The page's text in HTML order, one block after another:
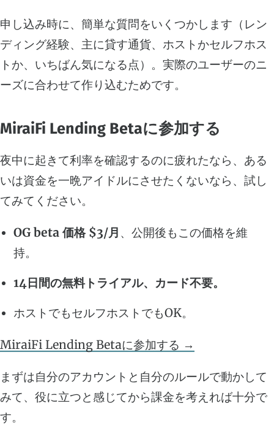
申し込み時に、簡単な質問をいくつかします（レン
ディング経験、主に貸す通貨、ホストかセルフホス
トか、いちばん気になる点）。実際のユーザーのニ
ーズに合わせて作り込むためです。
MiraiFi Lending Betaに参加する
夜中に起きて利率を確認するのに疲れたなら、ある
いは資金を一晩アイドルにさせたくないなら、試し
てみてください。
OG beta 価格 $3/月 、公開後もこの価格を維
持。
14日間の無料トライアル、カード不要。
ホストでもセルフホストでもOK。
MiraiFi Lending Betaに参加する →
まずは自分のアカウントと自分のルールで動かして
みて、役に立つと感じてから課金を考えれば十分で
す。